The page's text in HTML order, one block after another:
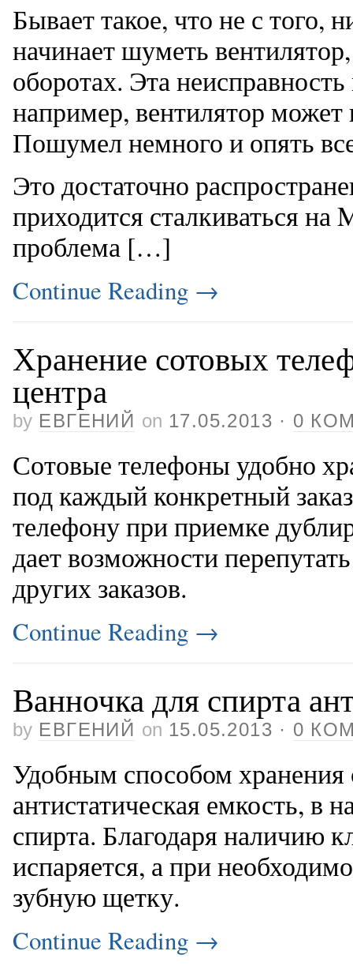
Бывает такое, что не с того,
начинает шуметь
оборотах. Эта
например, вентилятор
Пошумел немного и опять
Это достаточно
приходится сталкиваться
проблема […]
Continue Reading →
Хранение сотовых
центра
by ЕВГЕНИЙ on 17.05.2013 · 0
Сотовые телефоны удобно
под каждый конкретный
телефону при приемке
дает возможности
других заказов.
Continue Reading →
Ванночка для спирта
by ЕВГЕНИЙ on 15.05.2013 · 0
Удобным способом хранения
антистатическая емкость, в
спирта. Благодаря наличию
испаряется, а при
зубную щетку.
Continue Reading →